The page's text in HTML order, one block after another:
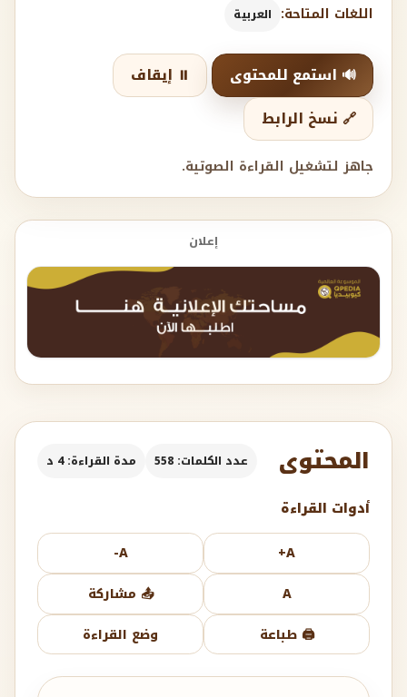
اللغات المتاحة: العربية
🔊 استمع للمحتوى
⏸️ إيقاف
🔗 نسخ الرابط
جاهز لتشغيل القراءة الصوتية.
إعلان
المحتوى عدد الكلمات: 558 مدة القراءة: 4 د
أدوات القراءة
A+
A-
A
📤 مشاركة
🖨️ طباعة
وضع القراءة